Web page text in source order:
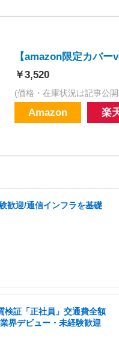
【amazon限定カバ
￥3,520
(価格・在庫状況は記事公
Amazon 楽
歓迎/通信インフラを基礎
検証「正社員」交通費全額
界デビュー・未経験歓迎